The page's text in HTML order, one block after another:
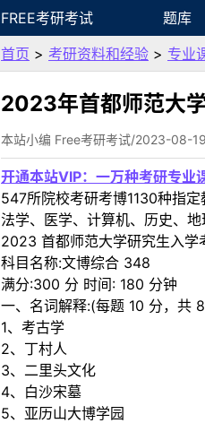
FREE考研考试 题库
首页 > 考研资料和经验 > 专业
2023年首都师范大
本站小编 Free考研考试/2023-08-19
开通本站VIP：一万种考研专业
547所院校考研考博1130种指
法学、医学、计算机、历史、
2023 首都师范大学研究生入学
科目名称:文博综合 348
满分:300 分 时间: 180 分钟
一、名词解释:(每题 10 分，共
1、考古学
2、丁村人
3、二里头文化
4、白沙宋墓
5、亚历山大博学园